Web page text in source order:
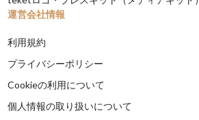
運営会社情報
利用規約
プライバシーポリシー
Cookieの利用について
個人情報の取り扱いについて